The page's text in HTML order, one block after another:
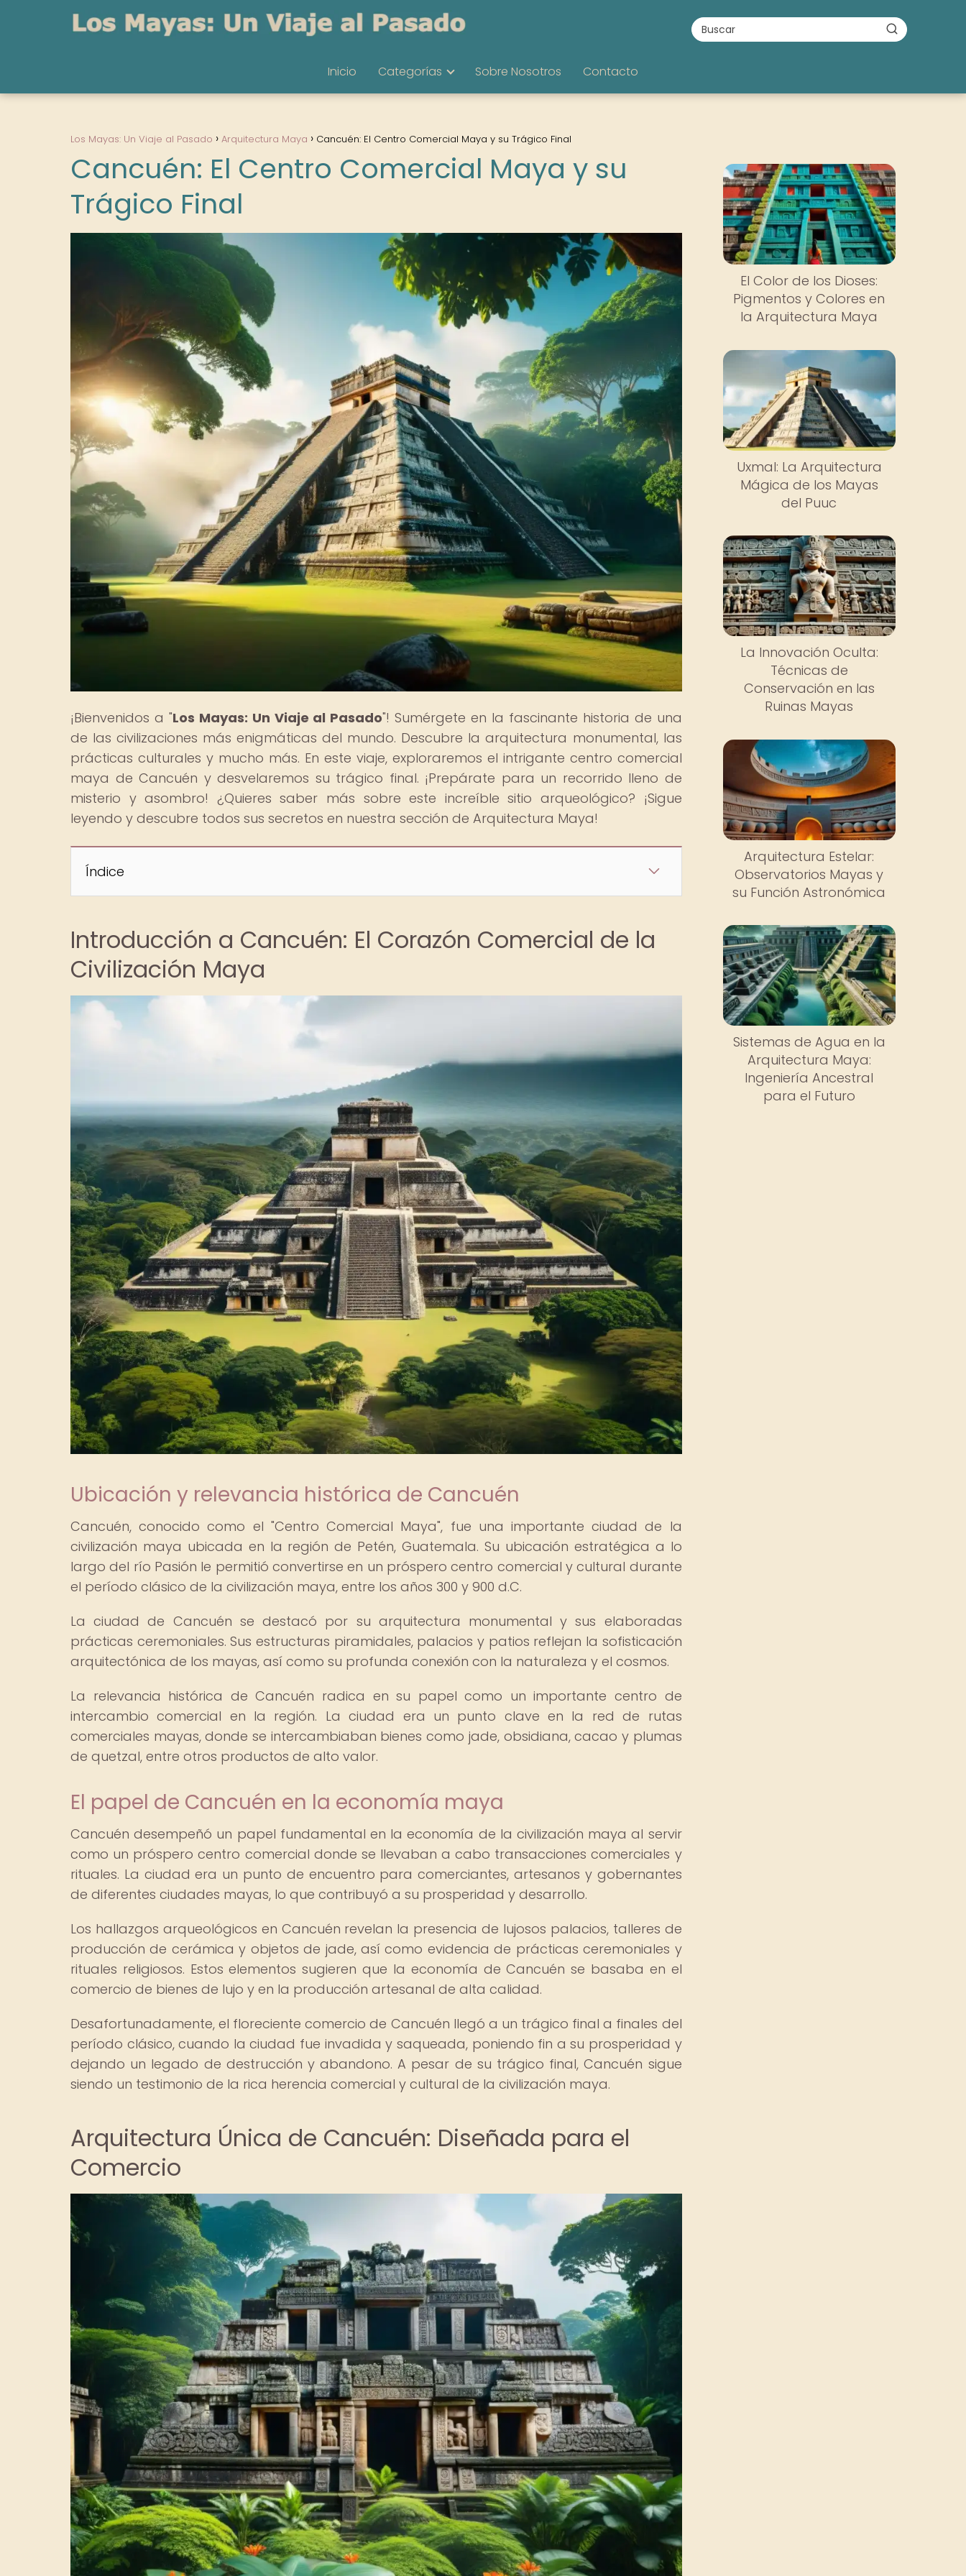
Inicio Categorías Sobre Nosotros Contacto
Los Mayas: Un Viaje al Pasado Arquitectura Maya Cancuén: El Centro Comercial Maya y su Trágico Final
Cancuén: El Centro Comercial Maya y su
Trágico Final
¡Bienvenidos a "Los Mayas: Un Viaje al Pasado"! Sumérgete en la fascinante historia de una
de las civilizaciones más enigmáticas del mundo. Descubre la arquitectura monumental, las
prácticas culturales y mucho más. En este viaje, exploraremos el intrigante centro comercial
maya de Cancuén y desvelaremos su trágico final. ¡Prepárate para un recorrido lleno de
misterio y asombro! ¿Quieres saber más sobre este increíble sitio arqueológico? ¡Sigue
leyendo y descubre todos sus secretos en nuestra sección de Arquitectura Maya!
Índice
Introducción a Cancuén: El Corazón Comercial de la
Civilización Maya
Ubicación y relevancia histórica de Cancuén
Cancuén, conocido como el "Centro Comercial Maya", fue una importante ciudad de la
civilización maya ubicada en la región de Petén, Guatemala. Su ubicación estratégica a lo
largo del río Pasión le permitió convertirse en un próspero centro comercial y cultural durante
el período clásico de la civilización maya, entre los años 300 y 900 d.C.
La ciudad de Cancuén se destacó por su arquitectura monumental y sus elaboradas
prácticas ceremoniales. Sus estructuras piramidales, palacios y patios reflejan la sofisticación
arquitectónica de los mayas, así como su profunda conexión con la naturaleza y el cosmos.
La relevancia histórica de Cancuén radica en su papel como un importante centro de
intercambio comercial en la región. La ciudad era un punto clave en la red de rutas
comerciales mayas, donde se intercambiaban bienes como jade, obsidiana, cacao y plumas
de quetzal, entre otros productos de alto valor.
El papel de Cancuén en la economía maya
Cancuén desempeñó un papel fundamental en la economía de la civilización maya al servir
como un próspero centro comercial donde se llevaban a cabo transacciones comerciales y
rituales. La ciudad era un punto de encuentro para comerciantes, artesanos y gobernantes
de diferentes ciudades mayas, lo que contribuyó a su prosperidad y desarrollo.
Los hallazgos arqueológicos en Cancuén revelan la presencia de lujosos palacios, talleres de
producción de cerámica y objetos de jade, así como evidencia de prácticas ceremoniales y
rituales religiosos. Estos elementos sugieren que la economía de Cancuén se basaba en el
comercio de bienes de lujo y en la producción artesanal de alta calidad.
Desafortunadamente, el floreciente comercio de Cancuén llegó a un trágico final a finales del
período clásico, cuando la ciudad fue invadida y saqueada, poniendo fin a su prosperidad y
dejando un legado de destrucción y abandono. A pesar de su trágico final, Cancuén sigue
siendo un testimonio de la rica herencia comercial y cultural de la civilización maya.
Arquitectura Única de Cancuén: Diseñada para el
Comercio
El Color de los Dioses:
Pigmentos y Colores en
la Arquitectura Maya
Uxmal: La Arquitectura
Mágica de los Mayas
del Puuc
La Innovación Oculta:
Técnicas de
Conservación en las
Ruinas Mayas
Arquitectura Estelar:
Observatorios Mayas y
su Función Astronómica
Sistemas de Agua en la
Arquitectura Maya:
Ingeniería Ancestral
para el Futuro